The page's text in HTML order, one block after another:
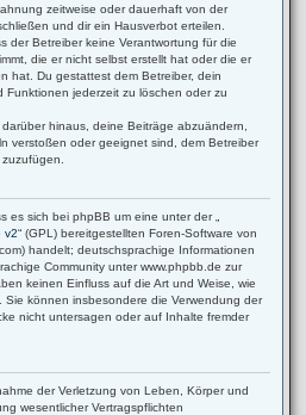
zeitweise oder dauerhaft von der
und dir ein Hausverbot erteilen.
der Betreiber keine Verantwortung für die
die er nicht selbst erstellt hat oder die er
hat. Du gestattest dem Betreiber, dein
Funktionen jederzeit zu löschen oder zu
hinaus, deine Beiträge abzuändern,
verstoßen oder geeignet sind, dem Betreiber
es sich bei phpBB um eine unter der „
v2“ (GPL) bereitgestellten Foren-Software von
handelt; deutschsprachige Informationen
Community unter www.phpbb.de zur
keinen Einfluss auf die Art und Weise, wie
Sie können insbesondere die Verwendung der
nicht untersagen oder auf Inhalte fremder
der Verletzung von Leben, Körper und
wesentlicher Vertragspflichten